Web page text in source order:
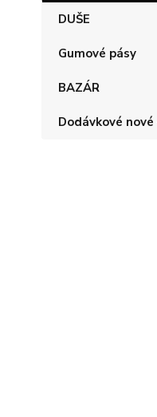
DUŠE
Gumové pásy
BAZÁR
Dodávkové